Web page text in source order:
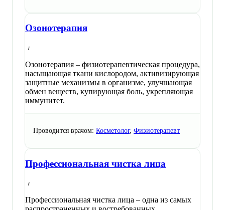
Озонотерапия
Озонотерапия – физиотерапевтическая процедура,
насыщающая ткани кислородом, активизирующая
защитные механизмы в организме, улучшающая
обмен веществ, купирующая боль, укрепляющая
иммунитет.
Проводится врачом: Косметолог, Физиотерапевт
Профессиональная чистка лица
Профессиональная чистка лица – одна из самых